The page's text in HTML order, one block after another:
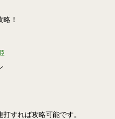
！
すれば攻略可能です。